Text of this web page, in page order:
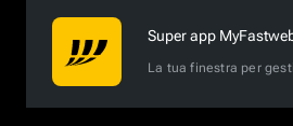
Super app
La tua finestra per